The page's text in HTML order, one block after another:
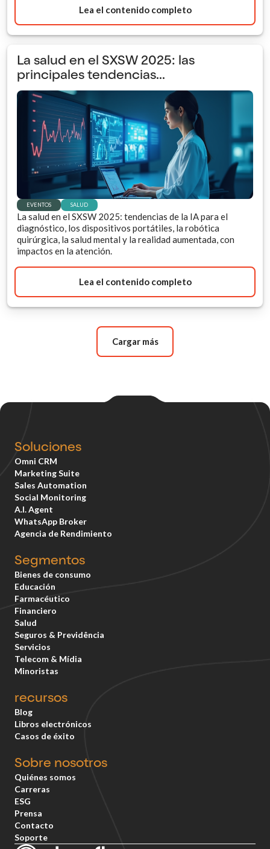
Lea el contenido completo
La salud en el SXSW 2025: las
principales tendencias...
EVENTOS SALUD
La salud en el SXSW 2025: tendencias de la IA para el
diagnóstico, los dispositivos portátiles, la robótica
quirúrgica, la salud mental y la realidad aumentada, con
impactos en la atención.
Lea el contenido completo
Cargar más
Soluciones
Omni CRM
Marketing Suite
Sales Automation
Social Monitoring
A.I. Agent
WhatsApp Broker
Agencia de Rendimiento
Segmentos
Bienes de consumo
Educación
Farmacéutico
Financiero
Salud
Seguros & Previdência
Servicios
Telecom & Mídia
Minoristas
recursos
Blog
Libros electrónicos
Casos de éxito
Sobre nosotros
Quiénes somos
Carreras
ESG
Prensa
Contacto
Soporte